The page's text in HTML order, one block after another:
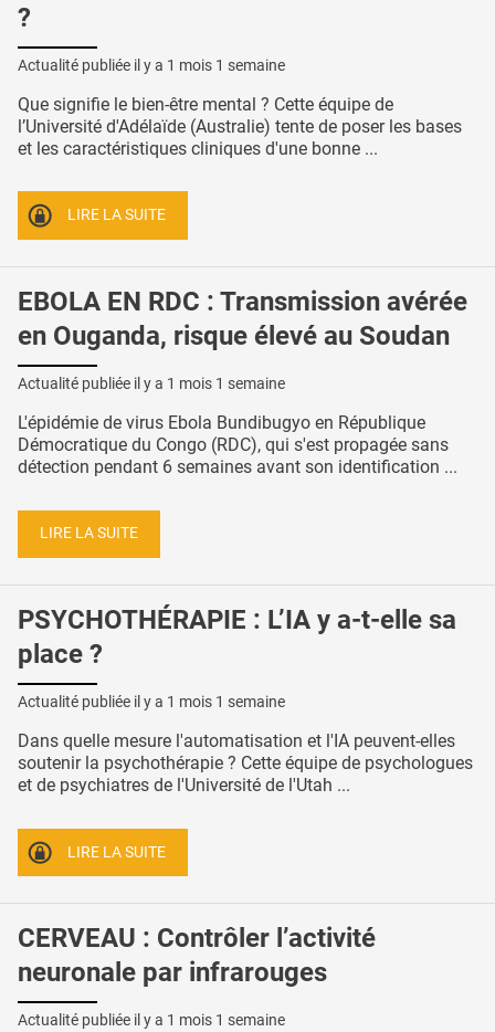
?
Actualité publiée il y a 1 mois 1 semaine
Que signifie le bien-être mental ? Cette équipe de
l’Université d'Adélaïde (Australie) tente de poser les bases
et les caractéristiques cliniques d'une bonne ...
LIRE LA SUITE
EBOLA EN RDC : Transmission avérée
en Ouganda, risque élevé au Soudan
Actualité publiée il y a 1 mois 1 semaine
L'épidémie de virus Ebola Bundibugyo en République
Démocratique du Congo (RDC), qui s'est propagée sans
détection pendant 6 semaines avant son identification ...
LIRE LA SUITE
PSYCHOTHÉRAPIE : L’IA y a-t-elle sa
place ?
Actualité publiée il y a 1 mois 1 semaine
Dans quelle mesure l'automatisation et l'IA peuvent-elles
soutenir la psychothérapie ? Cette équipe de psychologues
et de psychiatres de l'Université de l'Utah ...
LIRE LA SUITE
CERVEAU : Contrôler l’activité
neuronale par infrarouges
Actualité publiée il y a 1 mois 1 semaine